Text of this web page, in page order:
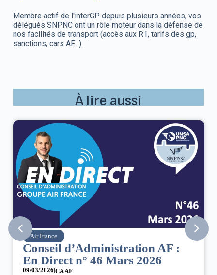
Membre actif de l'interGP depuis plusieurs années, vos
délégués SNPNC ont un rôle moteur dans la défense de
nos facilités de transport (accès aux R1, tarifs des gp,
sanctions, cars AF…).
À lire aussi
Air France
Conseil d’Administration AF :
En Direct n° 46 Mars 2026
09/03/2026|CA AF